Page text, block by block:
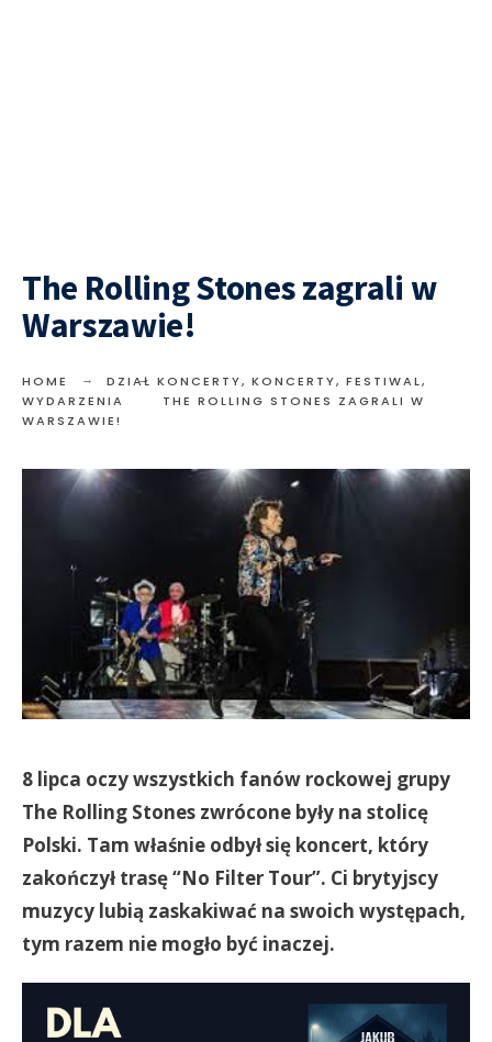
The Rolling Stones zagrali w
Warszawie!
HOME DZIAŁ KONCERTY, KONCERTY, FESTIWAL,
WYDARZENIA
THE ROLLING STONES ZAGRALI W
WARSZAWIE!
8 lipca oczy wszystkich fanów rockowej grupy
The Rolling Stones zwrócone były na stolicę
Polski. Tam właśnie odbył się koncert, który
zakończył trasę “No Filter Tour”. Ci brytyjscy
muzycy lubią zaskakiwać na swoich występach,
tym razem nie mogło być inaczej.